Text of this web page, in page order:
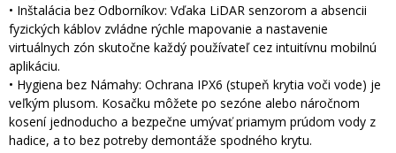
• Inštalácia bez Odborníkov: Vďaka LiDAR senzorom a absencii
fyzických káblov zvládne rýchle mapovanie a nastavenie
virtuálnych zón skutočne každý používateľ cez intuitívnu mobilnú
aplikáciu.
• Hygiena bez Námahy: Ochrana IPX6 (stupeň krytia voči vode) je
veľkým plusom. Kosačku môžete po sezóne alebo náročnom
kosení jednoducho a bezpečne umývať priamym prúdom vody z
hadice, a to bez potreby demontáže spodného krytu.